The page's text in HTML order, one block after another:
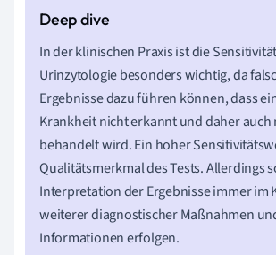
In der klinischen Praxis ist die
Urinzytologie besonders wichtig, da
Ergebnisse dazu führen können, dass
Krankheit nicht erkannt und daher auch
behandelt wird. Ein hoher
Qualitätsmerkmal des Tests. Allerdings
Interpretation der Ergebnisse immer im
weiterer diagnostischer Maßnahmen
Informationen erfolgen.